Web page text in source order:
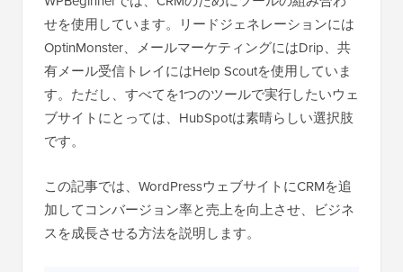
せを使用しています。リードジェネレーションには
OptinMonster、メールマーケティングにはDrip、共
有メール受信トレイにはHelp Scoutを使用していま
す。ただし、すべてを1つのツールで実行したいウェ
ブサイトにとっては、HubSpotは素晴らしい選択肢
です。
この記事では、WordPressウェブサイトにCRMを追
加してコンバージョン率と売上を向上させ、ビジネ
スを成長させる方法を説明します。